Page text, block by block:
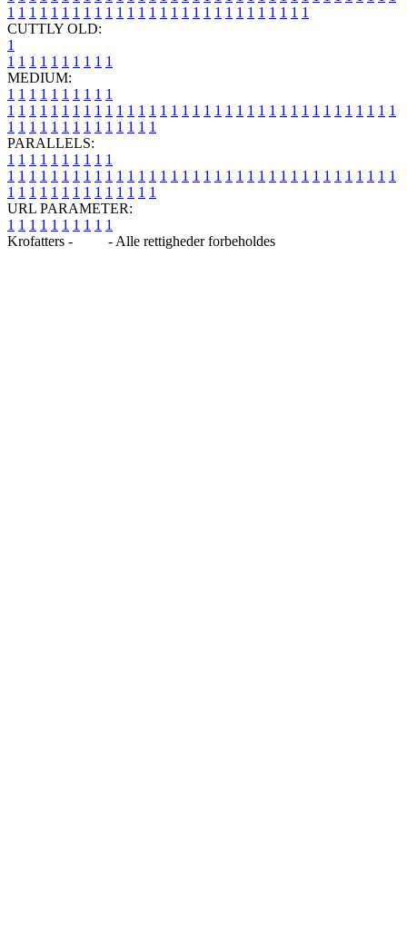
1 1 1 1 1 1 1 1 1 1 1 1 1 1 1 1 1 1 1 1 1 1 1 1 1 1 1 1
CUTTLY OLD:
1
1 1 1 1 1 1 1 1 1 1
MEDIUM:
1 1 1 1 1 1 1 1 1 1
1 1 1 1 1 1 1 1 1 1 1 1 1 1 1 1 1 1 1 1 1 1 1 1 1 1 1 1 1 1 1 1 1 1 1 1
1 1 1 1 1 1 1 1 1 1 1 1 1 1
PARALLELS:
1 1 1 1 1 1 1 1 1 1
1 1 1 1 1 1 1 1 1 1 1 1 1 1 1 1 1 1 1 1 1 1 1 1 1 1 1 1 1 1 1 1 1 1 1 1
1 1 1 1 1 1 1 1 1 1 1 1 1 1
URL PARAMETER:
1 1 1 1 1 1 1 1 1 1
Krofatters -
- Alle rettigheder forbeholdes